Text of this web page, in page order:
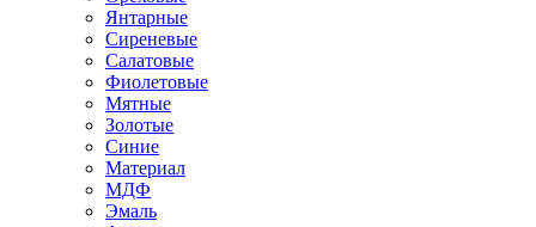
Янтарные
Сиреневые
Салатовые
Фиолетовые
Мятные
Золотые
Синие
Материал
МДФ
Эмаль